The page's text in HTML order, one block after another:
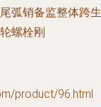
弧销备监整体跨生
螺栓刚
product/96.html